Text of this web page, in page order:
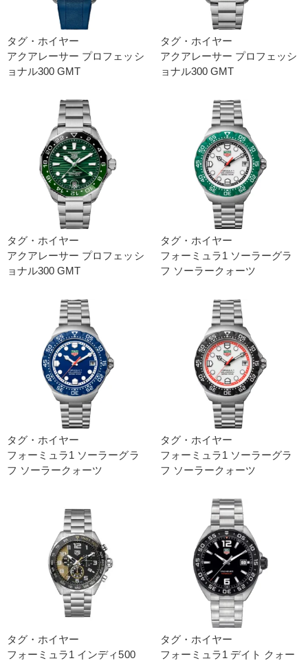
タグ・ホイヤー
アクアレーサー プロフェッシ
ョナル300 GMT
タグ・ホイヤー
アクアレーサー プロフェッシ
ョナル300 GMT
タグ・ホイヤー
アクアレーサー プロフェッシ
ョナル300 GMT
タグ・ホイヤー
フォーミュラ1 ソーラーグラ
フ ソーラークォーツ
タグ・ホイヤー
フォーミュラ1 ソーラーグラ
フ ソーラークォーツ
タグ・ホイヤー
フォーミュラ1 ソーラーグラ
フ ソーラークォーツ
タグ・ホイヤー
フォーミュラ1 インディ500
タグ・ホイヤー
フォーミュラ1 デイト クォー